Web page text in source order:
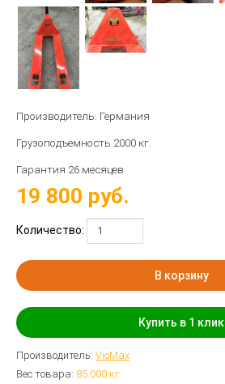
Производитель: Германия
Грузоподъемность 2000 кг.
Гарантия 26 месяцев.
19 800 руб.
Количество:
В корзину
Купить в 1 клик
Производитель: VioMax
Вес товара: 85.000 кг